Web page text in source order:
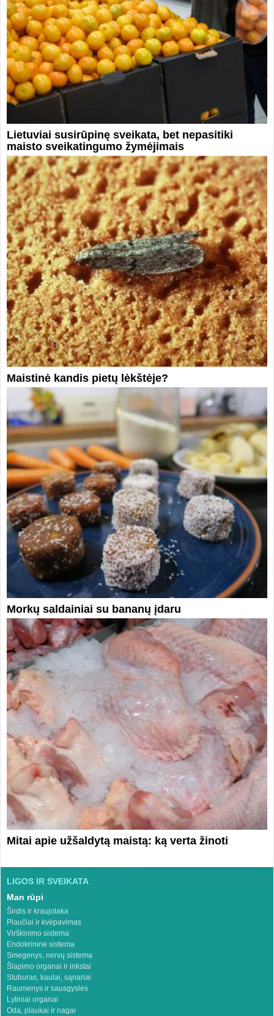
Lietuviai susirūpinę sveikata, bet nepasitiki
maisto sveikatingumo žymėjimais
Maistinė kandis pietų lėkštėje?
Morkų saldainiai su bananų įdaru
Mitai apie užšaldytą maistą: ką verta žinoti
LIGOS IR SVEIKATA
Man rūpi
Širdis ir kraujotaka
Plaučiai ir kvėpavimas
Virškinimo sistema
Endokrininė sistema
Smegenys, nervų sistema
Šlapimo organai ir inkstai
Stuburas, kaulai, sąnariai
Raumenys ir sausgyslės
Lytiniai organai
Oda, plaukai ir nagai